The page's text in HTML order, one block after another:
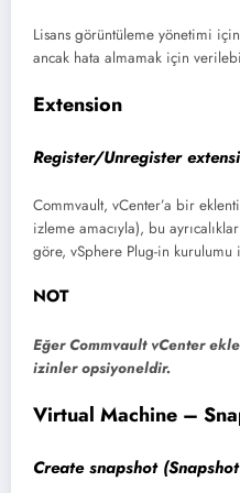
Lisans görüntüleme yönetimi
ancak hata almamak için
Extension
Register/Unregister
Commvault, vCenter’a bir
izleme amacıyla), bu
göre, vSphere Plug-in kurulumu
NOT
Eğer Commvault vCenter
izinler opsiyoneldir.
Virtual Machine –
Create snapshot